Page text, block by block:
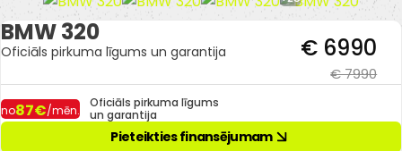
BMW 320
Oficiāls pirkuma līgums un garantija
€ 7990
€ 6990
no87€/mēn.
Oficiāls pirkuma līgums
un garantija
Pieteikties finansējumam